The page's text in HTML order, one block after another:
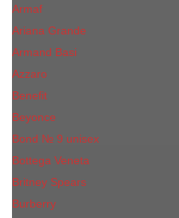
Armaf
Ariana Grande
Armand Basi
Azzaro
Benefit
Beyonce
Bond № 9 unisex
Bottega Veneta
Britney Spears
Burberry